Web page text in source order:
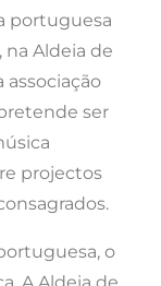
portuguesa
Aldeia de
associação
ser
projectos
o
A Aldeia de